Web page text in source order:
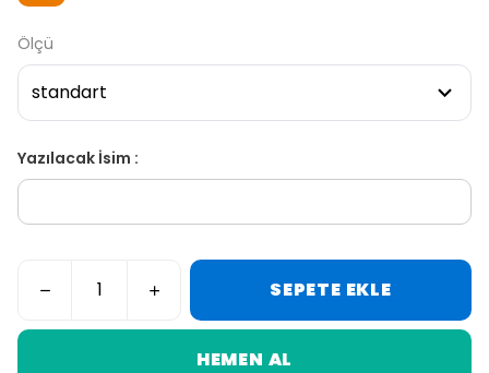
Ölçü
Yazılacak İsim :
SEPETE EKLE
HEMEN AL